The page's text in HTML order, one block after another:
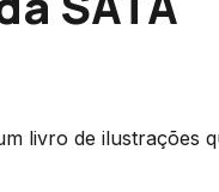
livro de ilustrações